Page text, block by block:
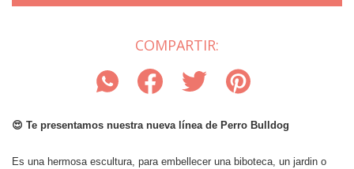
COMPARTIR:
😍 Te presentamos nuestra nueva línea de Perro Bulldog
Es una hermosa escultura, para embellecer una biboteca, un jardin o